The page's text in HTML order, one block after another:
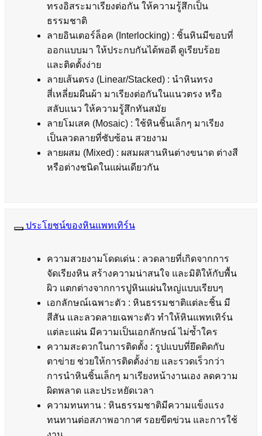
ทรงอิสระมาเรียงต่อกัน ให้ความรู้สึกเป็น
ธรรมชาติ
ลายอินเตอร์ล็อค (Interlocking) : ชิ้นหินมีขอบที่
ออกแบบมา ให้ประกบกันได้พอดี ดูเรียบร้อย
และติดตั้งง่าย
ลายเส้นตรง (Linear/Stacked) : นำหินทรง
สี่เหลี่ยมผืนผ้า มาเรียงต่อกันในแนวตรง หรือ
สลับแนว ให้ความรู้สึกทันสมัย
ลายโมเสค (Mosaic) : ใช้หินชิ้นเล็กๆ มาเรียง
เป็นลวดลายที่ซับซ้อน สวยงาม
ลายผสม (Mixed) : ผสมผสานหินต่างขนาด ต่างสี
หรือต่างชนิดในแผ่นเดียวกัน
ประโยชน์ของหินแพทเทิร์น
ความสวยงามโดดเด่น : ลวดลายที่เกิดจากการ
จัดเรียงหิน สร้างความน่าสนใจ และมิติให้กับพื้น
ผิว แตกต่างจากการปูหินแผ่นใหญ่แบบเรียบๆ
เอกลักษณ์เฉพาะตัว : หินธรรมชาติแต่ละชิ้น มี
สีสัน และลวดลายเฉพาะตัว ทำให้หินแพทเทิร์น
แต่ละแผ่น มีความเป็นเอกลักษณ์ ไม่ซ้ำใคร
ความสะดวกในการติดตั้ง : รูปแบบที่ยึดติดกับ
ตาข่าย ช่วยให้การติดตั้งง่าย และรวดเร็วกว่า
การนำหินชิ้นเล็กๆ มาเรียงหน้างานเอง ลดความ
ผิดพลาด และประหยัดเวลา
ความทนทาน : หินธรรมชาติมีความแข็งแรง
ทนทานต่อสภาพอากาศ รอยขีดข่วน และการใช้